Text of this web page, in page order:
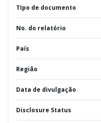
TIpo de documento
No. do relatório
País
Região
Data de divulgação
Disclosure Status